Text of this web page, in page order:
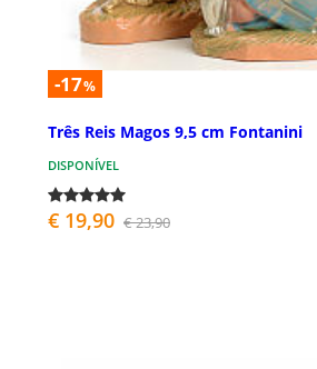
-17%
Três Reis Magos 9,5 cm Fontanini
DISPONÍVEL
€ 19,90 € 23,90